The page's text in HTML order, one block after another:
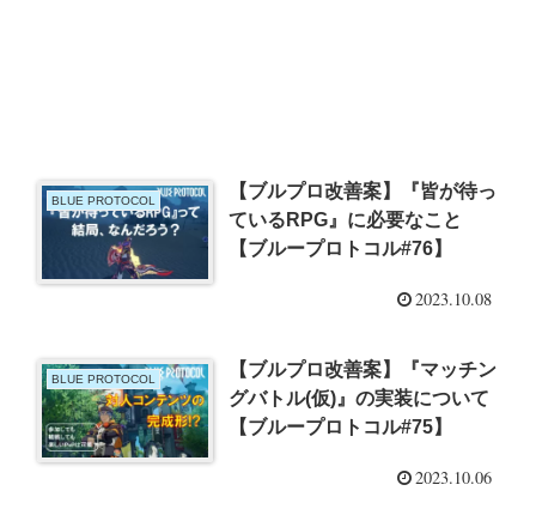
BLUE PROTOCOL
【ブルプロ改善案】『皆が待っ
ているRPG』に必要なこと
【ブループロトコル#76】
2023.10.08
BLUE PROTOCOL
【ブルプロ改善案】『マッチン
グバトル(仮)』の実装について
【ブループロトコル#75】
2023.10.06